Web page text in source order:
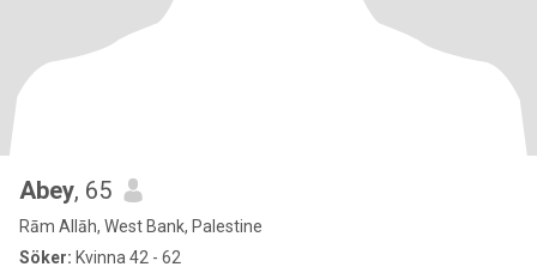
Abey, 65
Rām Allāh, West Bank, Palestine
Söker: Kvinna 42 - 62